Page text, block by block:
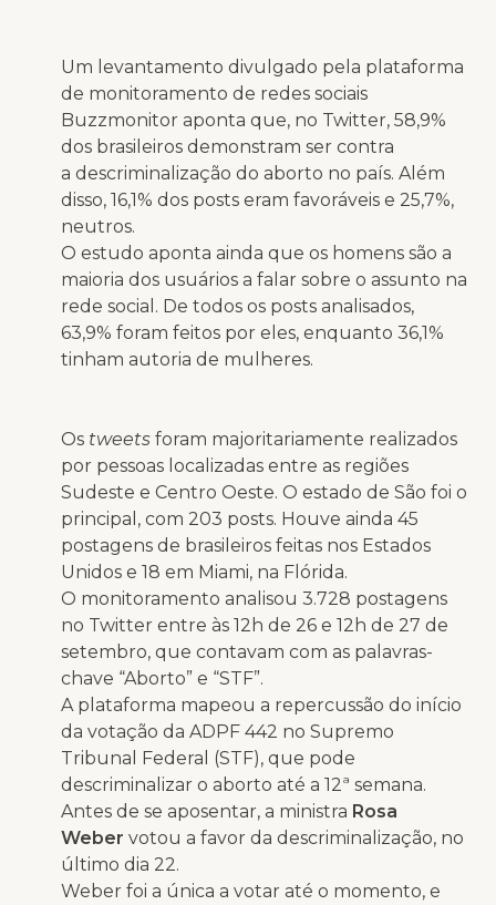
Um levantamento divulgado pela plataforma
de monitoramento de redes sociais
Buzzmonitor aponta que, no Twitter, 58,9%
dos brasileiros demonstram ser contra
a descriminalização do aborto no país. Além
disso, 16,1% dos posts eram favoráveis e 25,7%,
neutros.
O estudo aponta ainda que os homens são a
maioria dos usuários a falar sobre o assunto na
rede social. De todos os posts analisados,
63,9% foram feitos por eles, enquanto 36,1%
tinham autoria de mulheres.
Os tweets foram majoritariamente realizados
por pessoas localizadas entre as regiões
Sudeste e Centro Oeste. O estado de São foi o
principal, com 203 posts. Houve ainda 45
postagens de brasileiros feitas nos Estados
Unidos e 18 em Miami, na Flórida.
O monitoramento analisou 3.728 postagens
no Twitter entre às 12h de 26 e 12h de 27 de
setembro, que contavam com as palavras-
chave “Aborto” e “STF”.
A plataforma mapeou a repercussão do início
da votação da ADPF 442 no Supremo
Tribunal Federal (STF), que pode
descriminalizar o aborto até a 12ª semana.
Antes de se aposentar, a ministra Rosa
Weber votou a favor da descriminalização, no
último dia 22.
Weber foi a única a votar até o momento, e